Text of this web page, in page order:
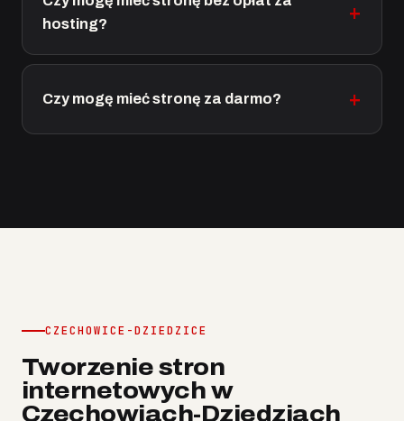
hosting?
Czy mogę mieć stronę za darmo?
CZECHOWICE-DZIEDZICE
Tworzenie stron
internetowych w
Czechowiach-Dziedziach